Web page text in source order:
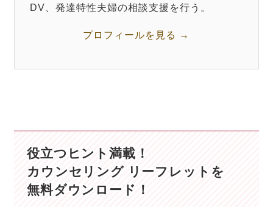
DV、発達特性夫婦の相談支援を行う。
プロフィールを見る →
役立つヒント満載！
カウンセリング リーフレットを
無料ダウンロード！